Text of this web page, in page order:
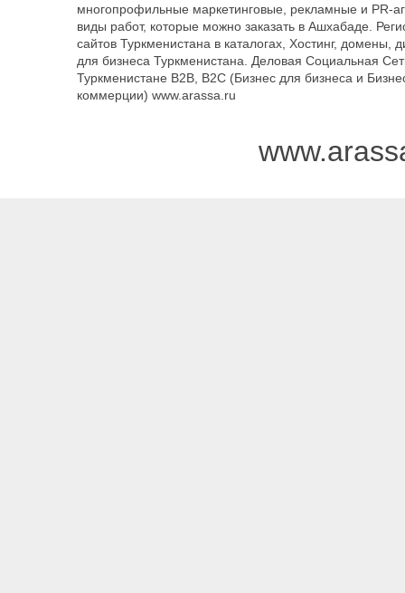
многопрофильные маркетинговые, рекламные и PR-
виды работ, которые можно заказать в Ашхабаде.
сайтов Туркменистана в каталогах, Хостинг, домены,
для бизнеса Туркменистана. Деловая Социальная
Туркменистане B2B, B2C (Бизнес для бизнеса и
коммерции) www.arassa.ru